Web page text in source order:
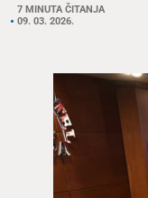
7 MINUTA ČITANJA
09. 03. 2026.